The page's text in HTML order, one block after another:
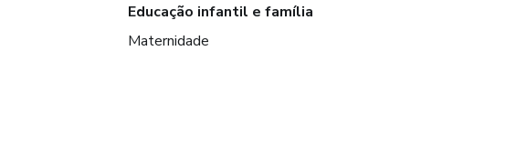
Educação infantil e família
Maternidade